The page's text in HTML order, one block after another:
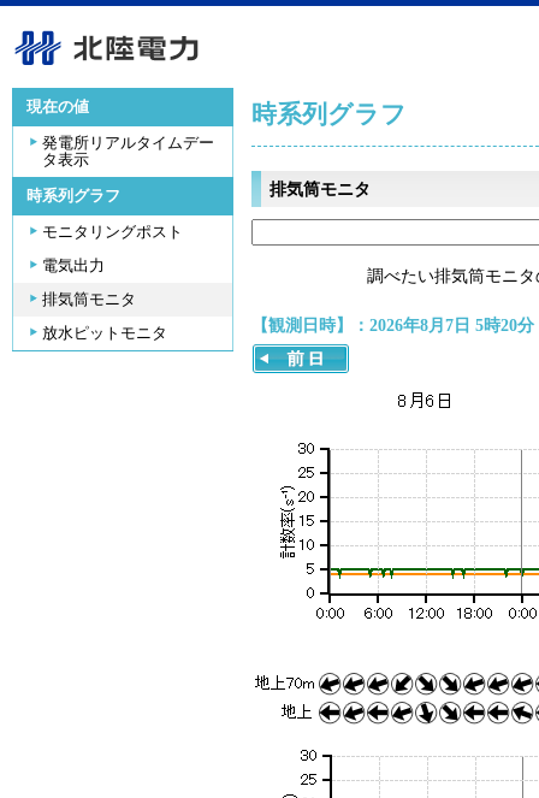
現在の値
発電所リアルタイムデー
タ表示
時系列グラフ
モニタリングポスト
電気出力
排気筒モニタ
放水ピットモニタ
時系列グラフ
排気筒モニタ
調べたい排気筒モニ
【観測日時】：2026年8月7日 5時20分